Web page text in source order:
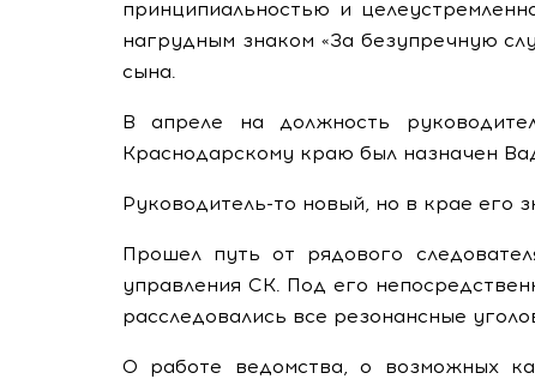
принципиальностью и
нагрудным знаком «За безупречную
сына.
В апреле на должность
Краснодарскому краю был назначен
Руководитель-то новый, но в крае его
Прошел путь от рядового
управления СК. Под его
расследовались все резонансные
О работе ведомства, о возможных